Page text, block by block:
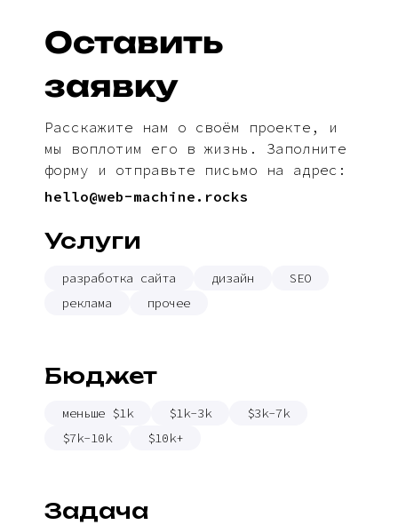
Оставить
заявку
Расскажите нам о своём проекте, и
мы воплотим его в жизнь. Заполните
форму и отправьте письмо на адрес:
hello@web-machine.rocks
Услуги
разработка сайта дизайн
SEO
реклама
прочее
Бюджет
меньше $1k $1k-3k
$3k-7k
$7k-10k
$10k+
Задача